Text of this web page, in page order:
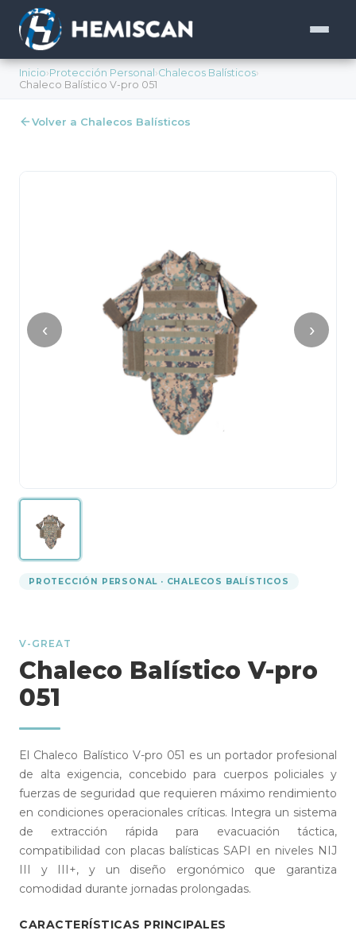
Inicio›Protección Personal ›Chalecos Balísticos›
Chaleco Balístico V-pro 051
Volver a Chalecos Balísticos
‹ ›
PROTECCIÓN PERSONAL · CHALECOS BALÍSTICOS
V-GREAT
Chaleco Balístico V-pro
051
El Chaleco Balístico V-pro 051 es un portador profesional
de alta exigencia, concebido para cuerpos policiales y
fuerzas de seguridad que requieren máximo rendimiento
en condiciones operacionales críticas. Integra un sistema
de extracción rápida para evacuación táctica,
compatibilidad con placas balísticas SAPI en niveles NIJ
III y III+, y un diseño ergonómico que garantiza
comodidad durante jornadas prolongadas.
CARACTERÍSTICAS PRINCIPALES